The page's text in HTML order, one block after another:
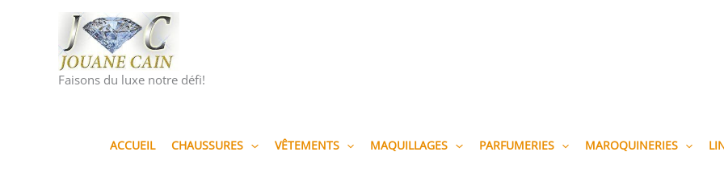
Faisons du luxe notre défi!
ACCUEIL CHAUSSURES VÊTEMENTS MAQUILLAGES PARFUMERIES MAROQUINERIES